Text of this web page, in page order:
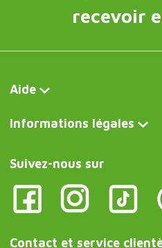
recevoir
Aide
Informations légales
Suivez-nous sur
Contact et service